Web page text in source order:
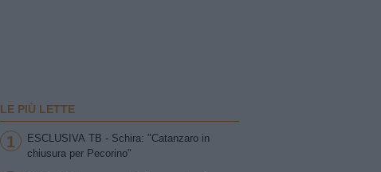
LE PIÙ LETTE
1
ESCLUSIVA TB - Schira: "Catanzaro in
chiusura per Pecorino"